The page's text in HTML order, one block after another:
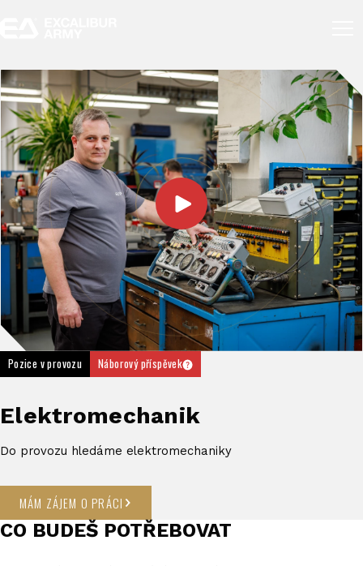
Pozice v provozu Náborový příspěvek
Elektromechanik
Do provozu hledáme elektromechaniky
MÁM ZÁJEM O PRÁCI
CO BUDEŠ POTŘEBOVAT